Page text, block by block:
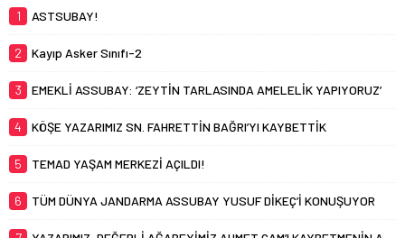
1 ASTSUBAY!
2 Kayıp Asker Sınıfı-2
3 EMEKLİ ASSUBAY: ‘ZEYTİN TARLASINDA AMELELİK YAPIYORUZ’
4 KÖŞE YAZARIMIZ SN. FAHRETTİN BAĞRI’YI KAYBETTİK
5 TEMAD YAŞAM MERKEZİ AÇILDI!
6 TÜM DÜNYA JANDARMA ASSUBAY YUSUF DİKEÇ’İ KONUŞUYOR